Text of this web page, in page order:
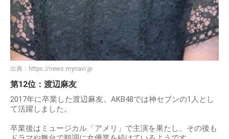
出典： https://news.mynavi.jp
第12位：渡辺麻友
2017年に卒業した渡辺麻友。AKB48では神セブンの1人とし
て活躍しました。
卒業後はミュージカル「アメリ」で主演を果たし、その後も